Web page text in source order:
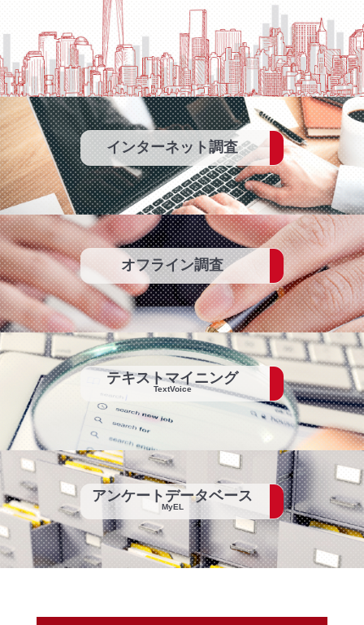
インターネット調査
オフライン調査
テキストマイニング
TextVoice
アンケートデータベース
MyEL